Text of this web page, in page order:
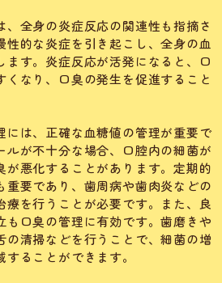
、全身の炎症反応の関連性も指摘さ
性的な炎症を引き起こし、全身の血
ます。炎症反応が活発になると、口
なり、口臭の発生を促進すること
には、正確な血糖値の管理が重要で
ルが不十分な場合、口腔内の細菌が
が悪化することがあります。定期的
重要であり、歯周病や歯肉炎などの
療を行うことが必要です。また、良
も口臭の管理に有効です。歯磨きや
の清掃などを行うことで、細菌の増
ることができます。